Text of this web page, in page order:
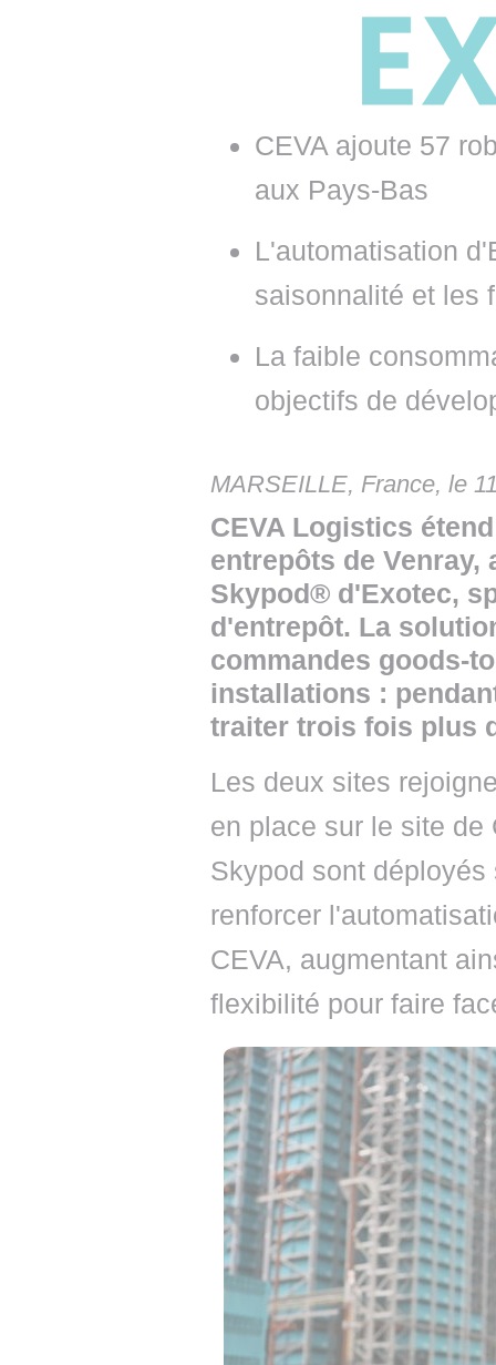
👉 PRENDRE LA PAROLE
👉 PLANNING EDITORIAL
•
•
👉
CEVA ajoute 57
aux Pays-Bas
L'automatisation
saisonnalité et les
La faible
objectifs de
MARSEILLE, France, le
CEVA Logistics
entrepôts de Venray,
Skypod® d'Exotec,
d'entrepôt. La
commandes goods-
installations :
traiter trois fois plus
Les deux sites
en place sur le site de
Skypod sont
renforcer
CEVA, augmentant
flexibilité pour faire